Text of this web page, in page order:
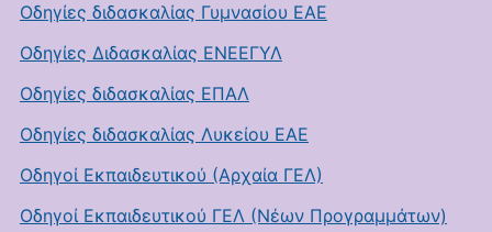
Οδηγίες διδασκαλίας Γυμνασίου ΕΑΕ
Οδηγίες Διδασκαλίας ΕΝΕΕΓΥΛ
Οδηγίες διδασκαλίας ΕΠΑΛ
Οδηγίες διδασκαλίας Λυκείου ΕΑΕ
Οδηγοί Εκπαιδευτικού (Αρχαία ΓΕΛ)
Οδηγοί Εκπαιδευτικού ΓΕΛ (Νέων Προγραμμάτων)